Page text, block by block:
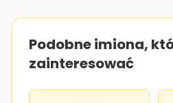
Podobne imiona,
zainteresować